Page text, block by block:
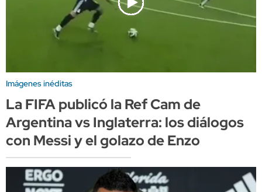
Imágenes inéditas
La FIFA publicó la Ref Cam de
Argentina vs Inglaterra: los diálogos
con Messi y el golazo de Enzo